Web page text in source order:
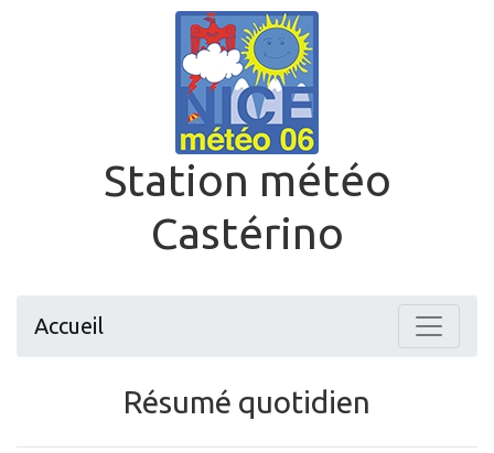
Station météo
Castérino
Accueil
Résumé quotidien